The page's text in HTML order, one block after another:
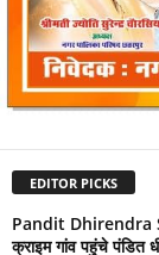
EDITOR PICKS
Pandit Dhirendra
क्राइम गांव पहुंचे पंडित